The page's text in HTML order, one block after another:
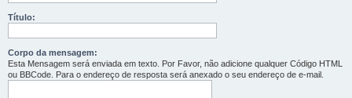
Título:
Corpo da mensagem:
Esta Mensagem será enviada em texto. Por Favor, não adicione qualquer Código HTML
ou BBCode. Para o endereço de resposta será anexado o seu endereço de e-mail.